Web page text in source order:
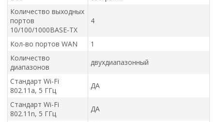
Количество выходных
портов
10/100/1000BASE-TX
4
Кол-во портов WAN
1
Количество
диапазонов
двухдиапазонный
Стандарт Wi-Fi
802.11a, 5 ГГц
ДА
Стандарт Wi-Fi
802.11n, 5 ГГц
ДА